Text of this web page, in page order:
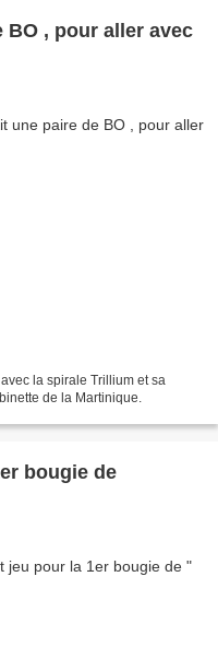
BO , pour aller avec
la spirale Trillium et sa
de la Martinique.
bougie de